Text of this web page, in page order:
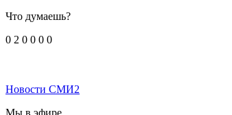
Что думаешь?
0 2 0 0 0 0
Новости СМИ2
Мы в эфире